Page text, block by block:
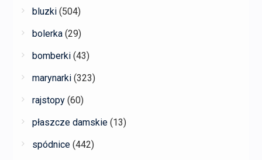
bluzki (504)
bolerka (29)
bomberki (43)
marynarki (323)
rajstopy (60)
płaszcze damskie (13)
spódnice (442)